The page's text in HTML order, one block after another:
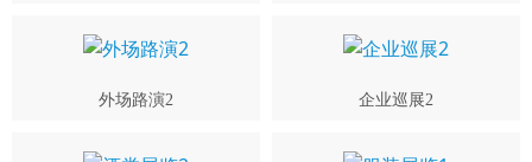
外场路演2 企业巡展2